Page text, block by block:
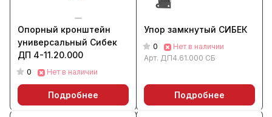
Опорный кронштейн
универсальный Сибек
ДП 4-11.20.000
0 Нет в наличии
Подробнее
Упор замкнутый CИБЕК
0
Нет в наличии
Арт. ДП4.61.000 СБ
Подробнее